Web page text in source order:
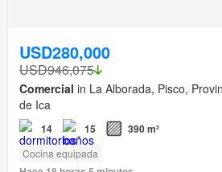
USD280,000
USD946,075
Comercial in La Alborada, Pisco,
de Ica
14 15 390 m²
Cocina equipada